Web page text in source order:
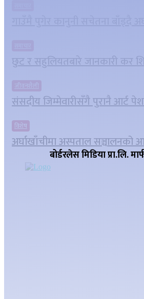
छुट र सहुलियतबारे जानकारी कर
जीवनशैली
संसदीय जिम्मेवारीसँगै पुरानै आर्ट
विशेष
अर्घाखाँचीमा अस्पताल सञ्चालनको
बोर्डरलेस मिडिया प्रा.लि.